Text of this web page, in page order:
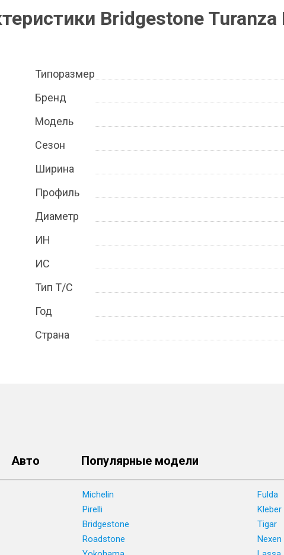
Bridgestone Turanza
Типоразмер
Бренд
Модель
Сезон
Ширина
Профиль
Диаметр
ИН
ИС
Тип Т/С
Год
Страна
Авто Популярные модели
Michelin Fulda
Pirelli Kleber
Bridgestone Tigar
Roadstone Nexen